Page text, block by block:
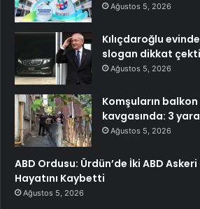
Ağustos 5, 2026
Kılıçdaroğlu
slogan dikkat çekti
Ağustos 5, 2026
Komşuların balkon
kavgasında: 3
Ağustos 5, 2026
ABD Ordusu: Ürdün’de İki ABD
Hayatını Kaybetti
Ağustos 5, 2026